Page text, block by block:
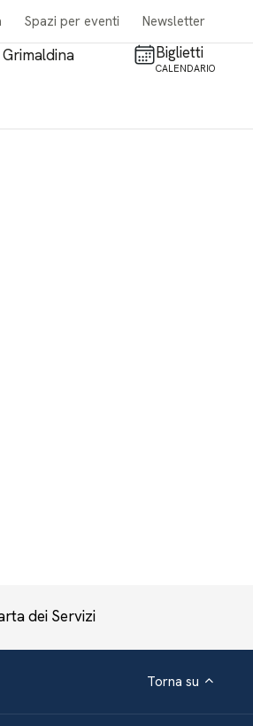
Spazi per eventi Newsletter
Biglietti
CALENDARIO
dei Servizi
Torna su